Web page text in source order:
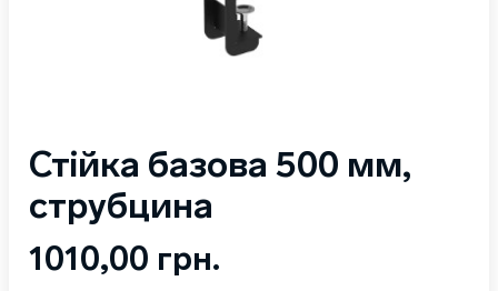
Стійка базова 500 мм,
струбцина
1010,00 грн.